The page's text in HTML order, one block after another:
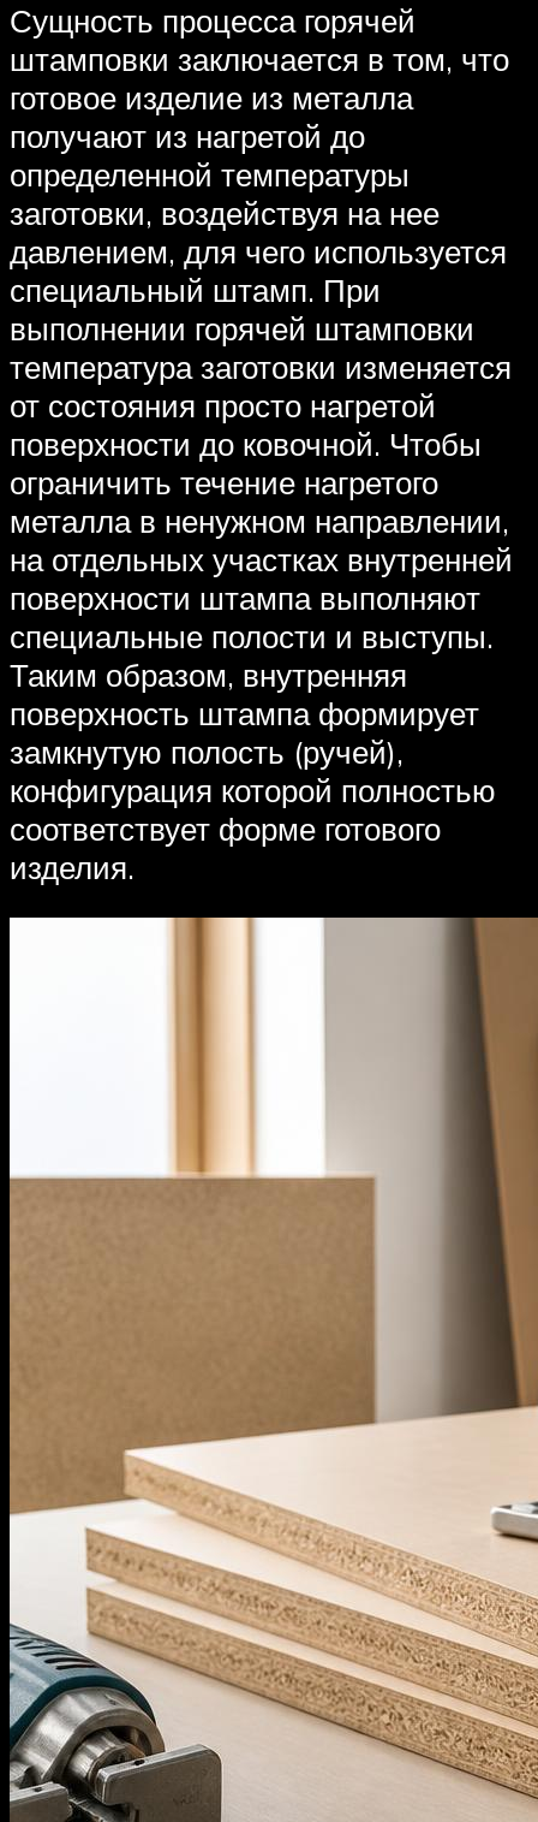
Сущность процесса горячей
штамповки заключается в том, что
готовое изделие из металла
получают из нагретой до
определенной температуры
заготовки, воздействуя на нее
давлением, для чего используется
специальный штамп. При
выполнении горячей штамповки
температура заготовки изменяется
от состояния просто нагретой
поверхности до ковочной. Чтобы
ограничить течение нагретого
металла в ненужном направлении,
на отдельных участках внутренней
поверхности штампа выполняют
специальные полости и выступы.
Таким образом, внутренняя
поверхность штампа формирует
замкнутую полость (ручей),
конфигурация которой полностью
соответствует форме готового
изделия.